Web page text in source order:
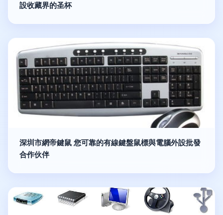
設收藏界的圣杯
深圳市網帝鍵鼠 您可靠的有線鍵盤鼠標與電腦外設批發
合作伙伴